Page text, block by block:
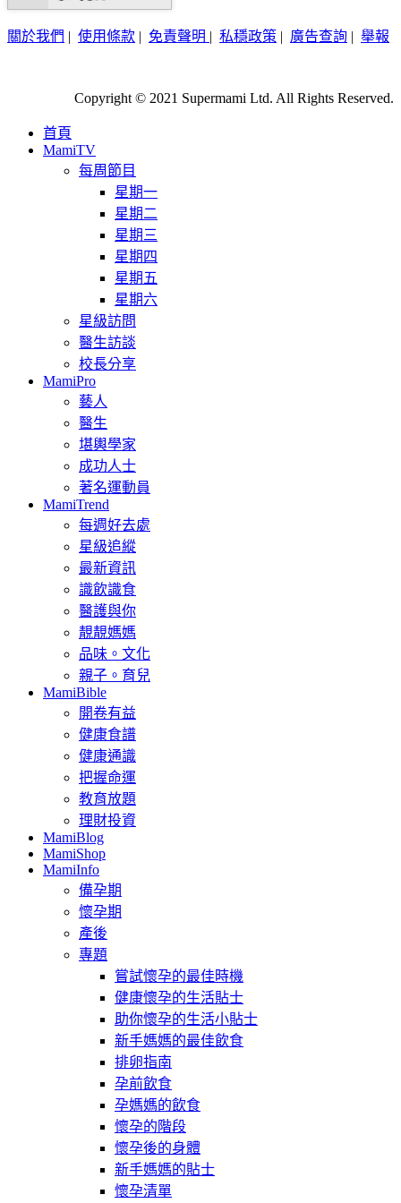
關於我們 | 使用條款 | 免責聲明 | 私穩政策 | 廣告查詢 | 舉報
Copyright © 2021 Supermami Ltd. All Rights Reserved.
首頁
MamiTV
每周節目
星期一
星期二
星期三
星期四
星期五
星期六
星級訪問
醫生訪談
校長分享
MamiPro
藝人
醫生
堪輿學家
成功人士
著名運動員
MamiTrend
每週好去處
星級追縱
最新資訊
識飲識食
醫護與你
靚靚媽媽
品味。文化
親子。育兒
MamiBible
開卷有益
健康食譜
健康通識
把握命運
教育放題
理財投資
MamiBlog
MamiShop
MamiInfo
備孕期
懷孕期
產後
專題
嘗試懷孕的最佳時機
健康懷孕的生活貼士
助你懷孕的生活小貼士
新手媽媽的最佳飲食
排卵指南
孕前飲食
孕媽媽的飲食
懷孕的階段
懷孕後的身體
新手媽媽的貼士
懷孕清單